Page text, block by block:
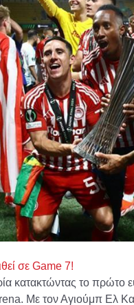
σε Game 7!
κατακτώντας το πρώτο
Με τον Αγιούμπ Ελ